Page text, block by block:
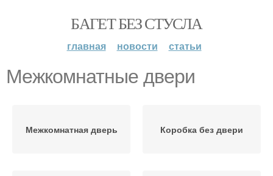
БАГЕТ БЕЗ СТУСЛА
главная новости статьи
Межкомнатные двери
Межкомнатная дверь Коробка без двери